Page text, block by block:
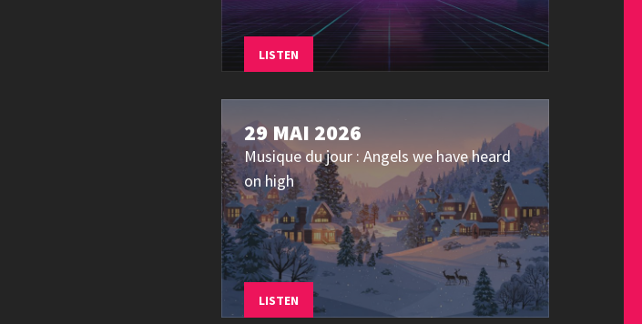
LISTEN
29 MAI 2026
Musique du jour : Angels we have heard
on high
LISTEN